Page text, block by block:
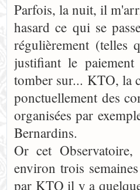
Parfois, la nuit, il
hasard ce qui se
régulièrement (telles
justifiant le
tomber sur... KTO, la
ponctuellement des
organisées par
Bernardins.
Or cet
environ trois
par KTO il y a